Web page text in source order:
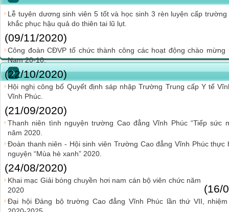
Lễ tuyên dương sinh viên 5 tốt và học sinh 3 rèn luyện cấp
khắc phục hậu quả do thiên tai lũ lụt.
(09/11/2020)
Công đoàn CĐVP tổ chức thành công các hoạt động chào
Nam 20-10.
(22/10/2020)
Hội nghị công bố Quyết định sáp nhập Trường Trung cấp Y tế
Vĩnh Phúc.
(21/09/2020)
Thanh niên tình nguyện trường Cao đẳng Vĩnh Phúc “Tiếp sức
năm 2020.
Đoàn thanh niên - Hội sinh viên Trường Cao đẳng Vĩnh Phúc
nguyện “Mùa hè xanh” 2020.
(24/08/2020)
Khai mạc Giải bóng chuyền hơi nam cán bộ viên chức năm
2020
(16/
Đại hội Đảng bộ trường Cao đẳng Vĩnh Phúc lần thứ VII,